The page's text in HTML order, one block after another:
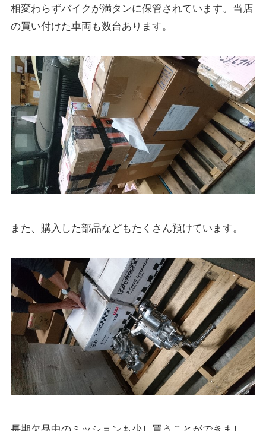
相変わらずバイクが満タンに保管されています。当店
の買い付けた車両も数台あります。
また、購入した部品などもたくさん預けています。